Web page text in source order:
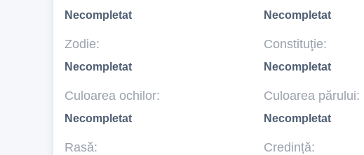
Necompletat Necompletat
Zodie:
Necompletat
Constituţie:
Necompletat
Culoarea ochilor:
Necompletat
Culoarea părului:
Necompletat
Rasă: Credință: